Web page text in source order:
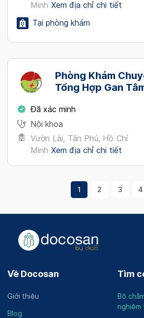
Minh Xem địa chỉ chi tiết
Tại phòng khám
Phòng Khám
Tổng Hợp Gan
Đã xác minh
Nội khoa
Vườn Lài, Tân Phú, Hồ Chí
Minh Xem địa chỉ chi tiết
1 2 3 4
Về Docosan
Giới thiệu
Blog
Tìm
Bộ
nghiệm